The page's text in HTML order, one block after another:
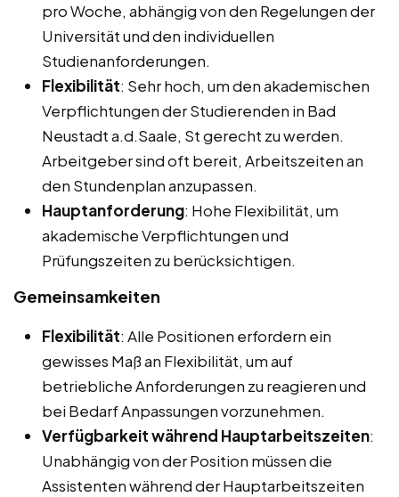
pro Woche, abhängig von den Regelungen der
Universität und den individuellen
Studienanforderungen.
Flexibilität: Sehr hoch, um den akademischen
Verpflichtungen der Studierenden in Bad
Neustadt a.d.Saale, St gerecht zu werden.
Arbeitgeber sind oft bereit, Arbeitszeiten an
den Stundenplan anzupassen.
Hauptanforderung: Hohe Flexibilität, um
akademische Verpflichtungen und
Prüfungszeiten zu berücksichtigen.
Gemeinsamkeiten
Flexibilität: Alle Positionen erfordern ein
gewisses Maß an Flexibilität, um auf
betriebliche Anforderungen zu reagieren und
bei Bedarf Anpassungen vorzunehmen.
Verfügbarkeit während Hauptarbeitszeiten:
Unabhängig von der Position müssen die
Assistenten während der Hauptarbeitszeiten